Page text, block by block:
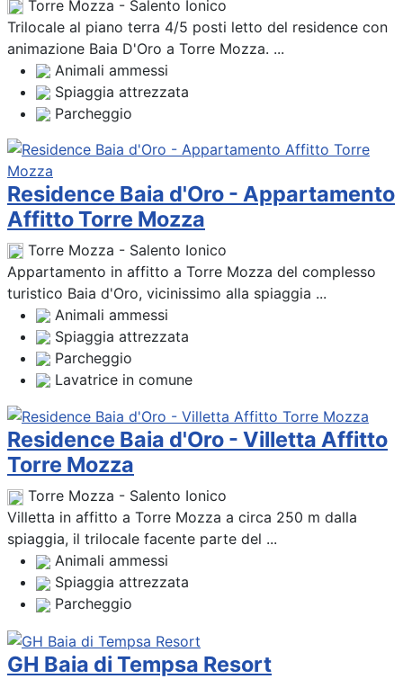
Torre Mozza - Salento Ionico
Trilocale al piano terra 4/5 posti letto del residence con
animazione Baia D'Oro a Torre Mozza. ...
Animali ammessi
Spiaggia attrezzata
Parcheggio
Residence Baia d'Oro - Appartamento
Affitto Torre Mozza
Torre Mozza - Salento Ionico
Appartamento in affitto a Torre Mozza del complesso
turistico Baia d'Oro, vicinissimo alla spiaggia ...
Animali ammessi
Spiaggia attrezzata
Parcheggio
Lavatrice in comune
Residence Baia d'Oro - Villetta Affitto
Torre Mozza
Torre Mozza - Salento Ionico
Villetta in affitto a Torre Mozza a circa 250 m dalla
spiaggia, il trilocale facente parte del ...
Animali ammessi
Spiaggia attrezzata
Parcheggio
GH Baia di Tempsa Resort